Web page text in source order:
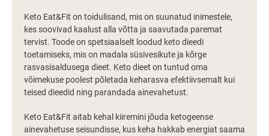
Keto Eat&Fit on toidulisand, mis on suunatud inimestele,
kes soovivad kaalust alla võtta ja saavutada paremat
tervist. Toode on spetsiaalselt loodud keto dieedi
toetamiseks, mis on madala süsivesikute ja kõrge
rasvasisaldusega dieet. Keto dieet on tuntud oma
võimekuse poolest põletada keharasva efektiivsemalt kui
teised dieedid ning parandada ainevahetust.
Keto Eat&Fit aitab kehal kiiremini jõuda ketogeense
ainevahetuse seisundisse, kus keha hakkab energiat saama